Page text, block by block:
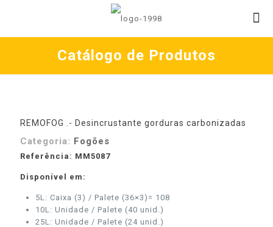
Catálogo de Produtos
REMOFOG .- Desincrustante gorduras carbonizadas
Categoria: Fogões
Referência: MM5087
Disponível em:
5L: Caixa (3) / Palete (36×3)= 108
10L: Unidade / Palete (40 unid.)
25L: Unidade / Palete (24 unid.)